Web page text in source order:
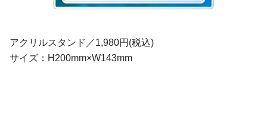
アクリルスタンド／1,980円(税込)
サイズ：H200mm×W143mm